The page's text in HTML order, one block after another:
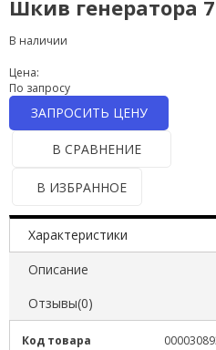
Шкив генератора
В наличии
Цена:
По запросу
ЗАПРОСИТЬ ЦЕНУ
В СРАВНЕНИЕ
В ИЗБРАННОЕ
Характеристики
Описание
Отзывы(0)
Код товара